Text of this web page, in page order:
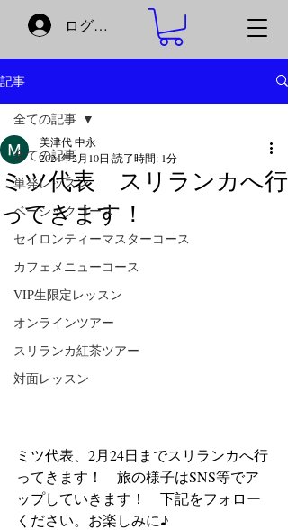
ログイン
記事
全ての記事
単発レッスン
ベーシックコース
セイロンティーマスターコース
カフェメニューコース
VIP生限定レッスン
オンラインツアー
スリランカ紅茶ツアー
対面レッスン
全ての記事
ミツ代表 スリランカへ行
ってきます！
美津代 中永
2024年2月10日 読了時間: 1分
ミツ代表、2月24日までスリランカへ行
ってきます！　旅の様子はSNS等でア
ップしていきます！　下記をフォロー
ください。お楽しみに♪